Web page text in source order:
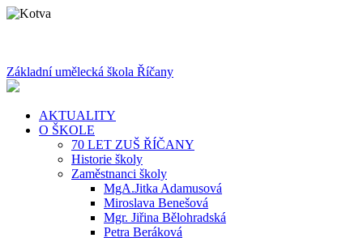
Základní umělecká škola Říčany
AKTUALITY
O ŠKOLE
70 LET ZUŠ ŘÍČANY
Historie školy
Zaměstnanci školy
MgA.Jitka Adamusová
Miroslava Benešová
Mgr. Jiřina Bělohradská
Petra Beráková